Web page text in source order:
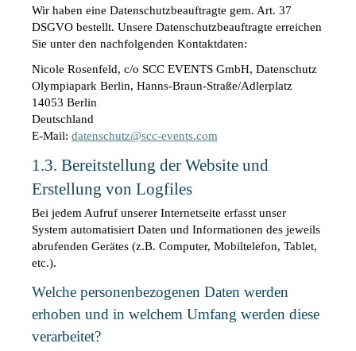
Wir haben eine Datenschutzbeauftragte gem. Art. 37
DSGVO bestellt. Unsere Datenschutzbeauftragte erreichen
Sie unter den nachfolgenden Kontaktdaten:
Nicole Rosenfeld, c/o SCC EVENTS GmbH, Datenschutz
Olympiapark Berlin, Hanns-Braun-Straße/Adlerplatz
14053 Berlin
Deutschland
E-Mail: datenschutz@scc-events.com
1.3. Bereitstellung der Website und
Erstellung von Logfiles
Bei jedem Aufruf unserer Internetseite erfasst unser
System automatisiert Daten und Informationen des jeweils
abrufenden Gerätes (z.B. Computer, Mobiltelefon, Tablet,
etc.).
Welche personenbezogenen Daten werden
erhoben und in welchem Umfang werden diese
verarbeitet?